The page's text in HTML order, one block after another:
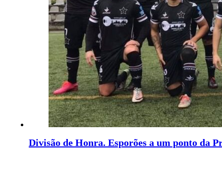
Divisão de Honra. Esporões a um ponto da